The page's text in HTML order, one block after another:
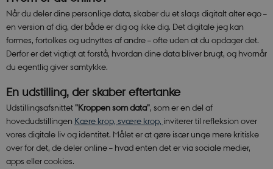
Når du deler dine personlige data, skaber du et slags digitalt alter ego –
en version af dig, der både er dig og ikke dig. Det digitale jeg kan
formes, fortolkes og udnyttes af andre – ofte uden at du opdager det.
Derfor er det vigtigt at forstå, hvordan dine data bliver brugt, og hvornår
du egentlig giver samtykke.
En udstilling, der skaber eftertanke
Udstillingsafsnittet"Kroppen som data", som er en del af
hovedudstillingen Kære krop, svære krop, inviterer til refleksion over
vores digitale liv og identitet. Målet er at gøre især unge mere kritiske
over for det, de deler online – hvad enten det er via sociale medier,
apps eller cookies.